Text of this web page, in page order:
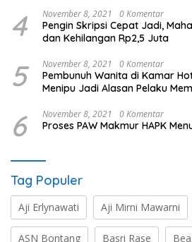
4 November 8, 2021 0 Komentar
Pengin Skripsi Cepat Jadi,
dan Kehilangan Rp2,5 Juta
5 November 8, 2021 0 Komentar
Pembunuh Wanita di Kamar
Menipu Jadi Alasan Pelaku
6 November 8, 2021 0 Komentar
Proses PAW Makmur HAPK
Tag Populer
Aji Erlynawati Aji Mirni Mawarni
ASN Bontang Basri Rase